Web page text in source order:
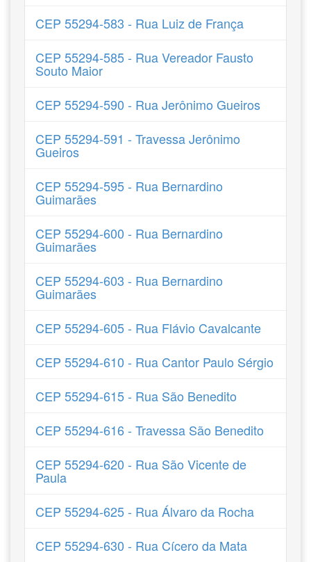
CEP 55294-583 - Rua Luiz de França
CEP 55294-585 - Rua Vereador Fausto
Souto Maior
CEP 55294-590 - Rua Jerônimo Gueiros
CEP 55294-591 - Travessa Jerônimo
Gueiros
CEP 55294-595 - Rua Bernardino
Guimarães
CEP 55294-600 - Rua Bernardino
Guimarães
CEP 55294-603 - Rua Bernardino
Guimarães
CEP 55294-605 - Rua Flávio Cavalcante
CEP 55294-610 - Rua Cantor Paulo Sérgio
CEP 55294-615 - Rua São Benedito
CEP 55294-616 - Travessa São Benedito
CEP 55294-620 - Rua São Vicente de
Paula
CEP 55294-625 - Rua Álvaro da Rocha
CEP 55294-630 - Rua Cícero da Mata